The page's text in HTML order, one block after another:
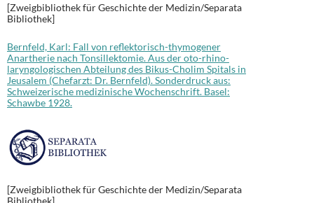
[Zweigbibliothek für Geschichte der Medizin/Separata
Bibliothek]
Bernfeld, Karl: Fall von reflektorisch-thymogener
Anartherie nach Tonsillektomie. Aus der oto-rhino-
laryngologischen Abteilung des Bikus-Cholim Spitals in
Jeusalem (Chefarzt: Dr. Bernfeld). Sonderdruck aus:
Schweizerische medizinische Wochenschrift. Basel:
Schawbe 1928.
[Zweigbibliothek für Geschichte der Medizin/Separata